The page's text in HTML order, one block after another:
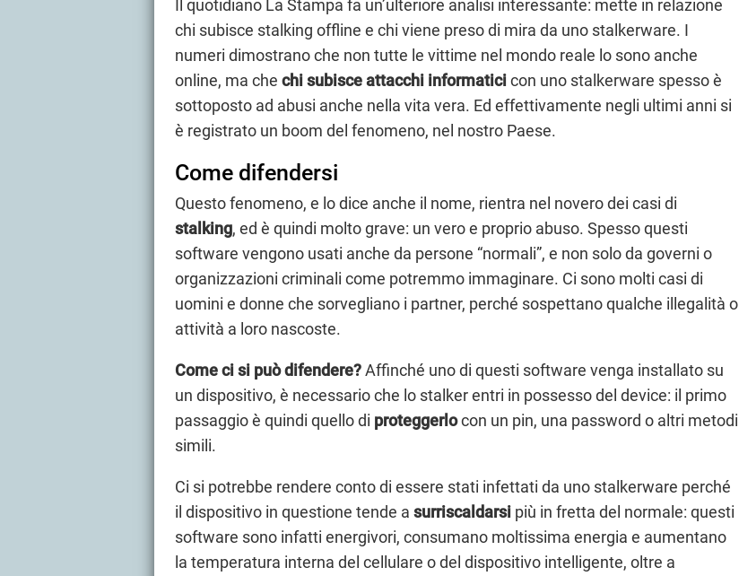
Il quotidiano La Stampa fa un’ulteriore analisi interessante: mette in relazione
chi subisce stalking offline e chi viene preso di mira da uno stalkerware. I
numeri dimostrano che non tutte le vittime nel mondo reale lo sono anche
online, ma che chi subisce attacchi informaticicon uno stalkerware spesso è
sottoposto ad abusi anche nella vita vera. Ed effettivamente negli ultimi anni si
è registrato un boom del fenomeno, nel nostro Paese.
Come difendersi
Questo fenomeno, e lo dice anche il nome, rientra nel novero dei casi di
stalking, ed è quindi molto grave: un vero e proprio abuso. Spesso questi
software vengono usati anche da persone “normali”, e non solo da governi o
organizzazioni criminali come potremmo immaginare. Ci sono molti casi di
uomini e donne che sorvegliano i partner, perché sospettano qualche illegalità o
attività a loro nascoste.
Come ci si può difendere?Affinché uno di questi software venga installato su
un dispositivo, è necessario che lo stalker entri in possesso del device: il primo
passaggio è quindi quello di proteggerlocon un pin, una password o altri metodi
simili.
Ci si potrebbe rendere conto di essere stati infettati da uno stalkerware perché
il dispositivo in questione tende a surriscaldarsi più in fretta del normale: questi
software sono infatti energivori, consumano moltissima energia e aumentano
la temperatura interna del cellulare o del dispositivo intelligente, oltre a